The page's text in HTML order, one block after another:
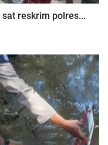
reskrim polres...